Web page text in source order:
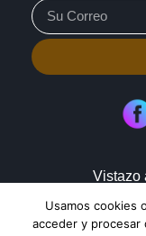
Vistazo
Aviso de
Usamos cookies
acceder y procesar